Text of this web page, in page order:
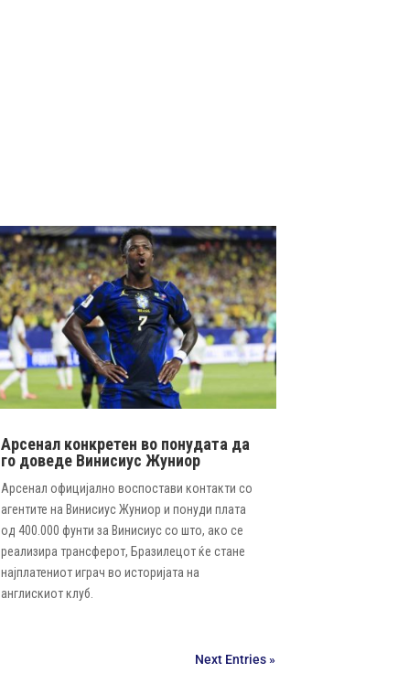
Арсенал конкретен во понудата да
го доведе Винисиус Жуниор
Арсенал официјално воспостави контакти со
агентите на Винисиус Жуниор и понуди плата
од 400.000 фунти за Винисиус со што, ако се
реализира трансферот, Бразилецот ќе стане
најплатениот играч во историјата на
англискиот клуб.
Next Entries »